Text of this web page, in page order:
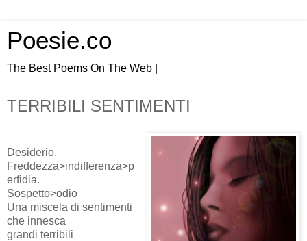
Poesie.co
The Best Poems On The Web |
TERRIBILI SENTIMENTI
Desiderio.
Freddezza>indifferenza>p
erfidia.
Sospetto>odio
Una miscela di sentimenti
che innesca
grandi terribili